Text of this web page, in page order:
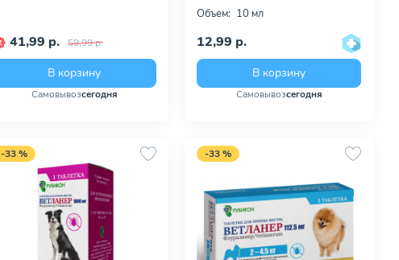
41,99 р. 59,99 р.
В корзину
Самовывозсегодня
Объем: 10 мл
12,99 р.
В корзину
Самовывозсегодня
-33 % -33 %